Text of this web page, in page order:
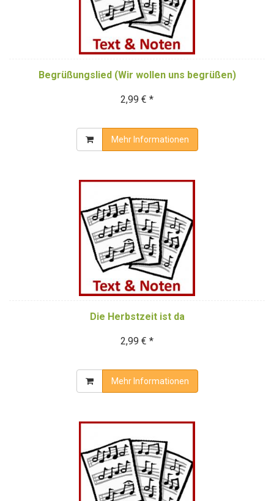
Begrüßungslied (Wir wollen uns begrüßen)
2,99 € *
Mehr Informationen
Die Herbstzeit ist da
2,99 € *
Mehr Informationen